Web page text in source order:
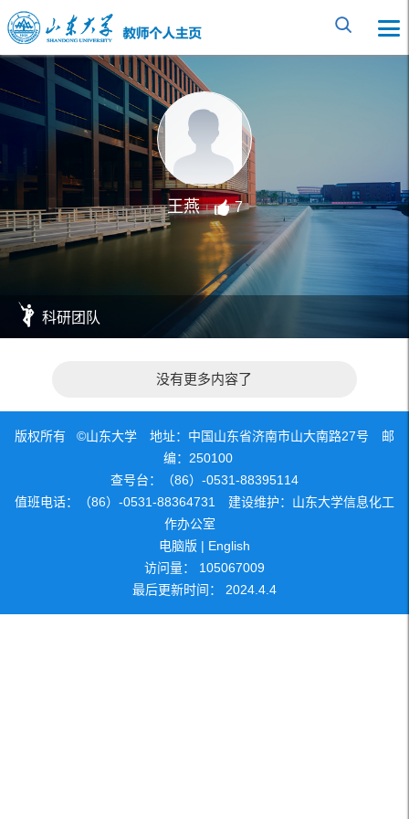
王燕 7
科研团队
没有更多内容了
版权所有 ©山东大学 地址：中国山东省济南市山大南路27号 邮
编：250100
查号台：（86）-0531-88395114
值班电话：（86）-0531-88364731 建设维护：山东大学信息化工
作办公室
电脑版 | English
访问量： 105067009
最后更新时间： 2024 4 4